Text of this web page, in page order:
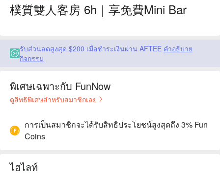
樸質雙人客房 6h｜享免費Mini Bar
รับส่วนลดสูงสุด $200 เมื่อชำระเงินผ่าน AFTEE คำอธิบาย
กิจกรรม
พิเศษเฉพาะกับ FunNow
ดูสิทธิพิเศษสำหรับสมาชิกเลย
การเป็นสมาชิกจะได้รับสิทธิประโยชน์สูงสุดถึง 3% Fun
Coins
ไฮไลท์